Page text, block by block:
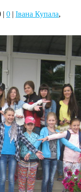
| 0 | Івана Купала,